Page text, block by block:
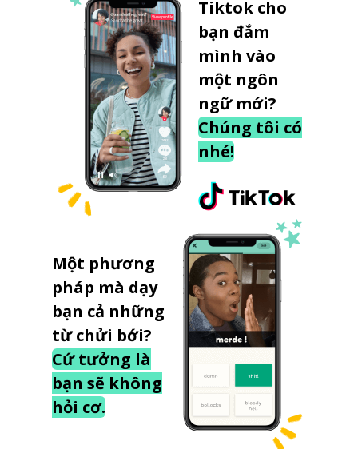
Tiktok cho
bạn đắm
mình vào
một ngôn
ngữ mới?
Chúng tôi có
nhé!
Một phương
pháp mà dạy
bạn cả những
từ chửi bới?
Cứ tưởng là
bạn sẽ không
hỏi cơ.